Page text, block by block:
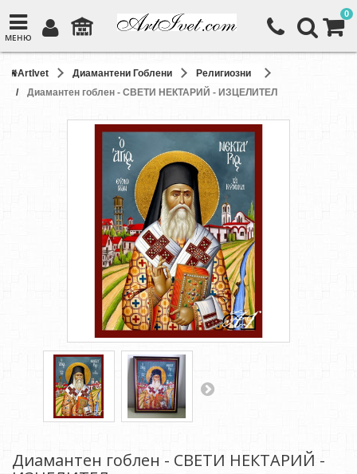
МЕНЮ
0
ArtIvet Диамантени Гоблени
Религиозни
Диамантен гоблен - СВЕТИ НЕКТАРИЙ - ИЗЦЕЛИТЕЛ
Диамантен гоблен - СВЕТИ НЕКТАРИЙ -